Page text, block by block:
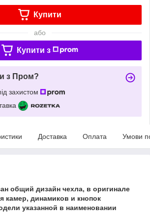
Купити
або
Купити з
з Пром?
захистом
Доставка Оплата Умови
общий дизайн чехла, в оригинале
камер, динамиков и кнопок
указанной в наименовании